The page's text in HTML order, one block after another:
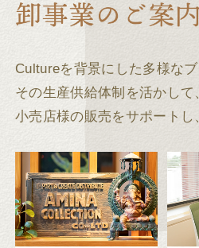
Cultureを背景にした多様な
その生産供給体制を活かして
小売店様の販売をサポートし